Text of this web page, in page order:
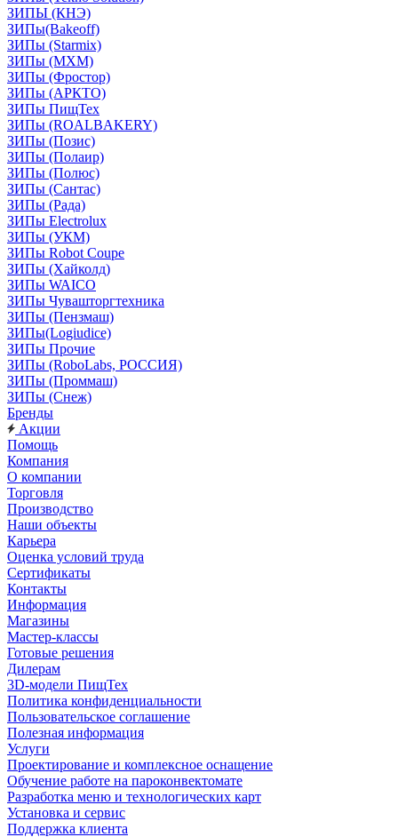
ЗИПЫ (КНЭ)
ЗИПы(Bakeoff)
ЗИПы (Starmix)
ЗИПы (МХМ)
ЗИПы (Фростор)
ЗИПы (АРКТО)
ЗИПы ПищТех
ЗИПы (ROALBAKERY)
ЗИПы (Позис)
ЗИПы (Полаир)
ЗИПы (Полюс)
ЗИПы (Сантас)
ЗИПы (Рада)
ЗИПы Electrolux
ЗИПы (УКМ)
ЗИПы Robot Coupe
ЗИПы (Хайколд)
ЗИПы WAICO
ЗИПы Чувашторгтехника
ЗИПы (Пензмаш)
ЗИПы(Logiudice)
ЗИПы Прочие
ЗИПы (RoboLabs, РОССИЯ)
ЗИПы (Проммаш)
ЗИПы (Снеж)
Бренды
Акции
Помощь
Компания
О компании
Торговля
Производство
Наши объекты
Карьера
Оценка условий труда
Сертификаты
Контакты
Информация
Магазины
Мастер-классы
Готовые решения
Дилерам
3D-модели ПищТех
Политика конфиденциальности
Пользовательское соглашение
Полезная информация
Услуги
Проектирование и комплексное оснащение
Обучение работе на пароконвектомате
Разработка меню и технологических карт
Установка и сервис
Поддержка клиента